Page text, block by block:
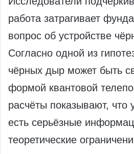
работа затрагивает
вопрос об устройстве
Согласно одной из
чёрных дыр может быть
формой квантовой
расчёты показывают, что
есть серьёзные
теоретические